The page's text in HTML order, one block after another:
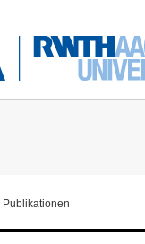
Aerodynamisches
Publikationen